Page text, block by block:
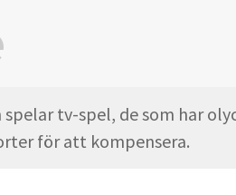
spelar tv-spel, de som har
för att kompensera.